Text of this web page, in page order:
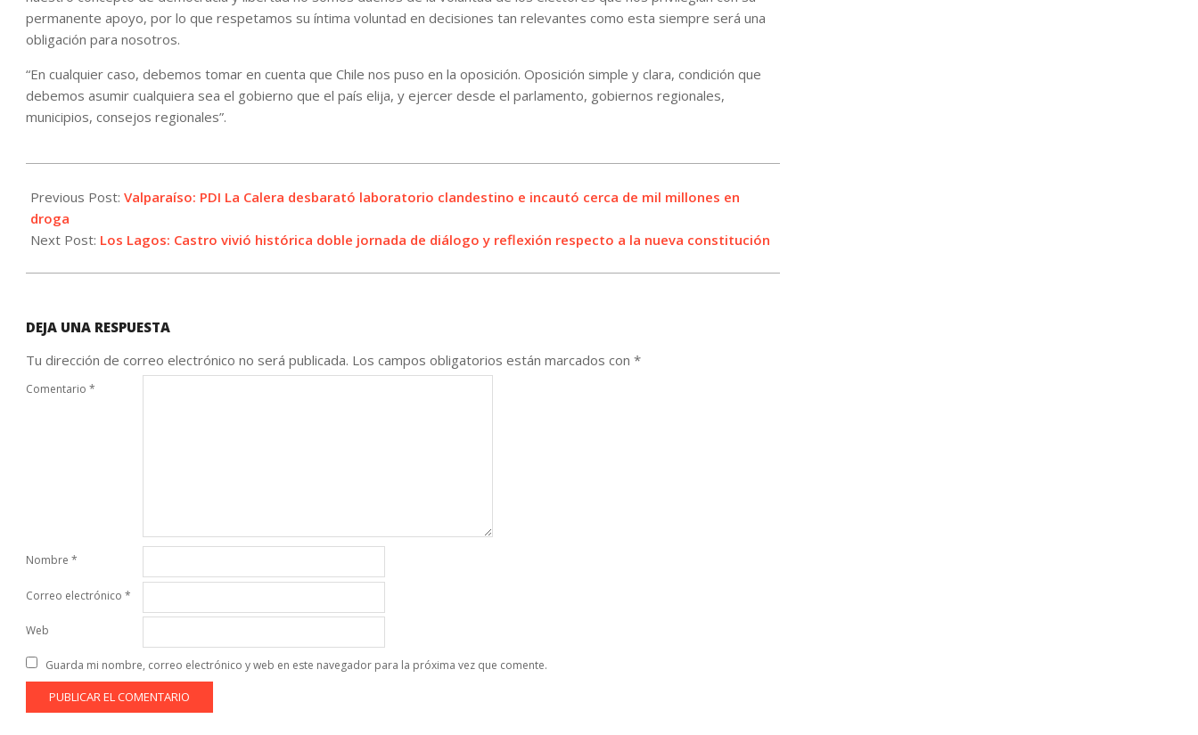
permanente apoyo, por lo que respetamos su íntima voluntad en decisiones tan relevantes como esta siempre será una
obligación para nosotros.
“En cualquier caso, debemos tomar en cuenta que Chile nos puso en la oposición. Oposición simple y clara, condición que
debemos asumir cualquiera sea el gobierno que el país elija, y ejercer desde el parlamento, gobiernos regionales,
municipios, consejos regionales”.
11-
22
Previous Post: Valparaíso: PDI La Calera desbarató laboratorio clandestino e incautó cerca de mil millones en
droga
Next Post: Los Lagos: Castro vivió histórica doble jornada de diálogo y reflexión respecto a la nueva constitución
DEJA UNA RESPUESTA
Tu dirección de correo electrónico no será publicada. Los campos obligatorios están marcados con *
Comentario *
Nombre *
Correo electrónico *
Web
Guarda mi nombre, correo electrónico y web en este navegador para la próxima vez que comente.